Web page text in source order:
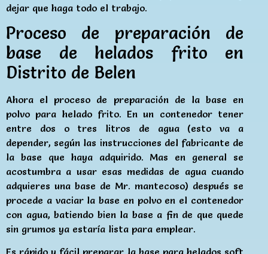
dejar que haga todo el trabajo.
Proceso de preparación de
base de helados frito en
Distrito de Belen
Ahora el proceso de preparación de la base en
polvo para helado frito. En un contenedor tener
entre dos o tres litros de agua (esto va a
depender, según las instrucciones del fabricante de
la base que haya adquirido. Mas en general se
acostumbra a usar esas medidas de agua cuando
adquieres una base de Mr. mantecoso) después se
procede a vaciar la base en polvo en el contenedor
con agua, batiendo bien la base a fin de que quede
sin grumos ya estaría lista para emplear.